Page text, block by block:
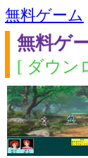
無料ゲーム
無料ゲ
[ ダウン